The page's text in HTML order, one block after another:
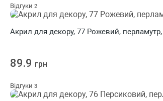
Відгуки 2
Акрил для декору, 77 Рожевий, перламутр,
89.9 грн
Відгуки 3